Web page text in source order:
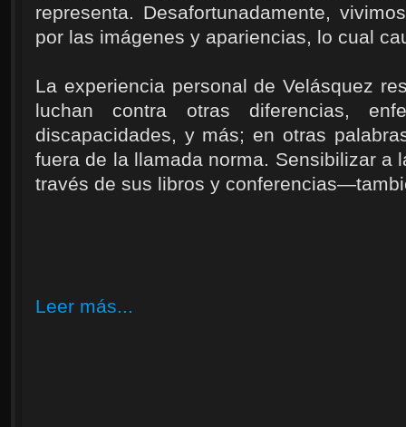
representa. Desafortunadamente,
por las imágenes y apariencias, lo cual
La experiencia personal de Velásquez
luchan contra otras diferencias,
discapacidades, y más; en otras
fuera de la llamada norma. Sensibilizar
través de sus libros y
Leer más...